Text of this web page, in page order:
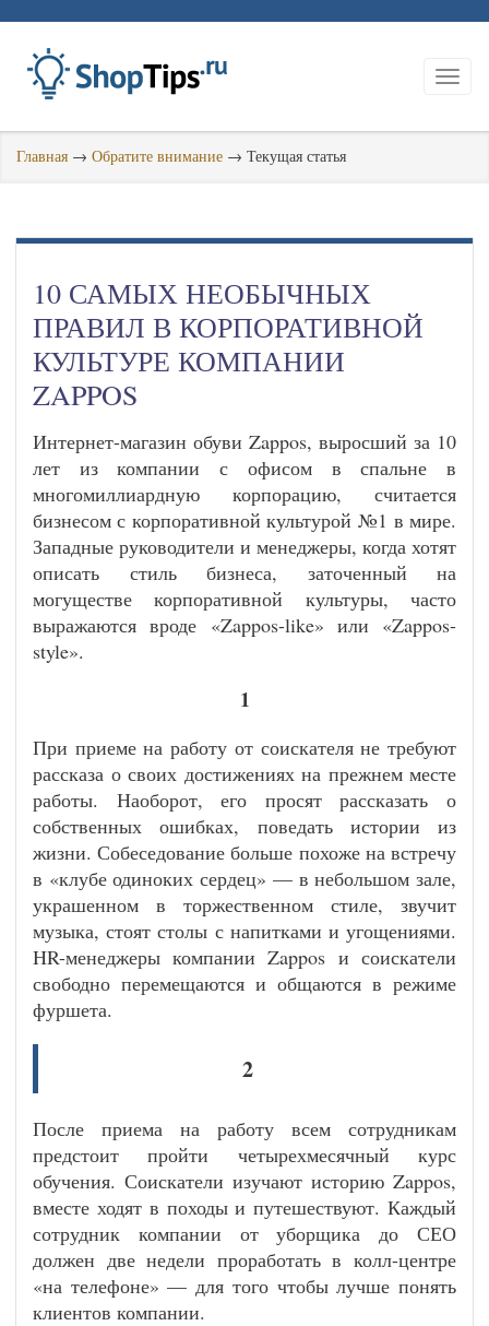
Главная → Обратите внимание → Текущая статья
10 САМЫХ НЕОБЫЧНЫХ
ПРАВИЛ В КОРПОРАТИВНОЙ
КУЛЬТУРЕ КОМПАНИИ
ZAPPOS
Интернет-магазин обуви Zappos, выросший за 10
лет из компании с офисом в спальне в
многомиллиардную корпорацию, считается
бизнесом с корпоративной культурой №1 в мире.
Западные руководители и менеджеры, когда хотят
описать стиль бизнеса, заточенный на
могуществе корпоративной культуры, часто
выражаются вроде «Zappos-like» или «Zappos-
style».
1
При приеме на работу от соискателя не требуют
рассказа о своих достижениях на прежнем месте
работы. Наоборот, его просят рассказать о
собственных ошибках, поведать истории из
жизни. Собеседование больше похоже на встречу
в «клубе одиноких сердец» — в небольшом зале,
украшенном в торжественном стиле, звучит
музыка, стоят столы с напитками и угощениями.
HR-менеджеры компании Zappos и соискатели
свободно перемещаются и общаются в режиме
фуршета.
2
После приема на работу всем сотрудникам
предстоит пройти четырехмесячный курс
обучения. Соискатели изучают историю Zappos,
вместе ходят в походы и путешествуют. Каждый
сотрудник компании от уборщика до СЕО
должен две недели проработать в колл-центре
«на телефоне» — для того чтобы лучше понять
клиентов компании.